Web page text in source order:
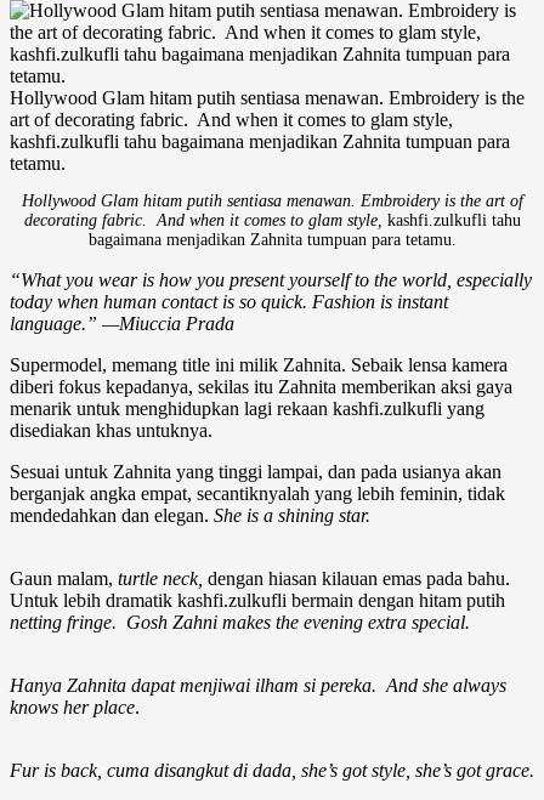
Hollywood Glam hitam putih sentiasa menawan. Embroidery is the
art of decorating fabric. And when it comes to glam style,
kashfi.zulkufli tahu bagaimana menjadikan Zahnita tumpuan para
tetamu.
Hollywood Glam hitam putih sentiasa menawan. Embroidery is the art of
decorating fabric. And when it comes to glam style, kashfi.zulkufli tahu
bagaimana menjadikan Zahnita tumpuan para tetamu.
“What you wear is how you present yourself to the world, especially
today when human contact is so quick. Fashion is instant
language.” —Miuccia Prada
Supermodel, memang title ini milik Zahnita. Sebaik lensa kamera
diberi fokus kepadanya, sekilas itu Zahnita memberikan aksi gaya
menarik untuk menghidupkan lagi rekaan kashfi.zulkufli yang
disediakan khas untuknya.
Sesuai untuk Zahnita yang tinggi lampai, dan pada usianya akan
berganjak angka empat, secantiknyalah yang lebih feminin, tidak
mendedahkan dan elegan. She is a shining star.
Gaun malam, turtle neck, dengan hiasan kilauan emas pada bahu.
Untuk lebih dramatik kashfi.zulkufli bermain dengan hitam putih
netting fringe. Gosh Zahni makes the evening extra special.
Hanya Zahnita dapat menjiwai ilham si pereka. And she always
knows her place.
Fur is back, cuma disangkut di dada, she’s got style, she’s got grace.